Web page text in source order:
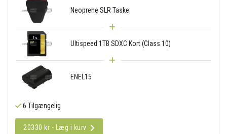
Neoprene SLR Taske
Ultispeed 1TB SDXC Kort (Class 10)
ENEL15
6 Tilgængelig
20330 kr - Læg i kurv